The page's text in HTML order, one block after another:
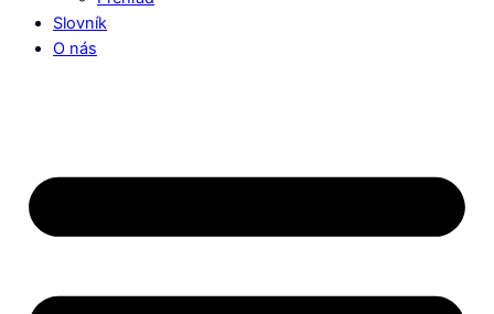
Slovník
O nás